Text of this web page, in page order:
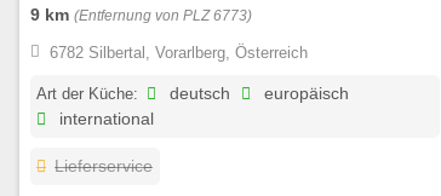
9 km (Entfernung von PLZ 6773)
6782 Silbertal, Vorarlberg, Österreich
Art der Küche: deutsch
europäisch
international
Lieferservice